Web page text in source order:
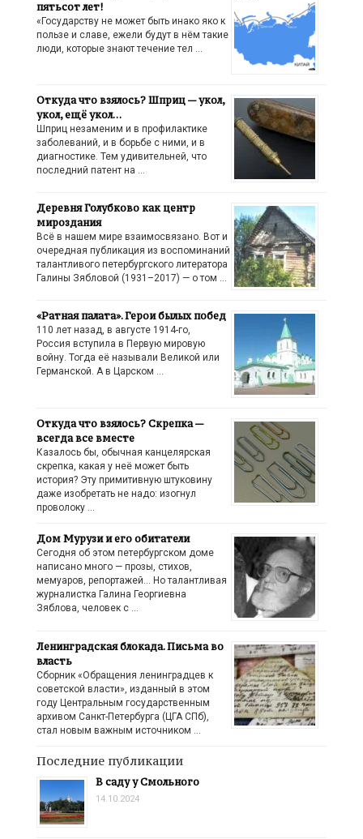
пятьсот лет!
«Государству не может быть инако яко к
пользе и славе, ежели будут в нём такие
люди, которые знают течение тел …
Откуда что взялось? Шприц — укол,
укол, ещё укол…
Шприц незаменим и в профилактике
заболеваний, и в борьбе с ними, и в
диагностике. Тем удивительней, что
последний патент на …
Деревня Голубково как центр
мироздания
Всё в нашем мире взаимосвязано. Вот и
очередная публикация из воспоминаний
талантливого петербургского литератора
Галины Зябловой (1931–2017) — о том …
«Ратная палата». Герои былых побед
110 лет назад, в августе 1914-го,
Россия вступила в Первую мировую
войну. Тогда её называли Великой или
Германской. А в Царском …
Откуда что взялось? Скрепка —
всегда все вместе
Казалось бы, обычная канцелярская
скрепка, какая у неё может быть
история? Эту примитивную штуковину
даже изобретать не надо: изогнул
проволоку …
Дом Мурузи и его обитатели
Сегодня об этом петербургском доме
написано много — прозы, стихов,
мемуаров, репортажей… Но талантливая
журналистка Галина Георгиевна
Зяблова, человек с …
Ленинградская блокада. Письма во
власть
Сборник «Обращения ленинградцев к
советской власти», изданный в этом
году Центральным государственным
архивом Санкт-Петербурга (ЦГА СПб),
стал новым важным источником …
Последние публикации
В саду у Смольного
14.10.2024